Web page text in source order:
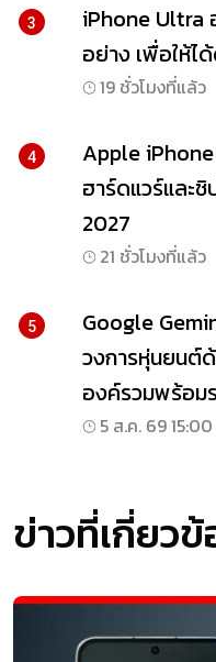
3
iPhone Ultra
อย่าง เพื่อให้ไ
19 ชั่วโมงที่แล้ว
4
Apple iPhone
ฮาร์ดแวร์และ
2027
21 ชั่วโมงที่แล้ว
5
Google
วงการหุ่นยนต์
องค์รวมพร้อม
5 ส.ค. 69 15:00
ข่าวที่เกี่ยว